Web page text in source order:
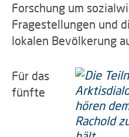
Forschung um
Fragestellungen und
lokalen Bevölkerung
Für das
fünfte